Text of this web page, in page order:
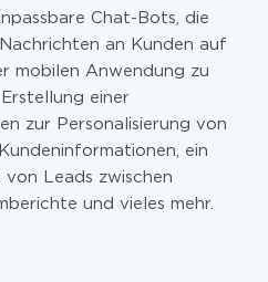
Chat-Bots, die
an Kunden auf
mobilen Anwendung zu
einer
zur Personalisierung von
ein
Leads zwischen
und vieles mehr.